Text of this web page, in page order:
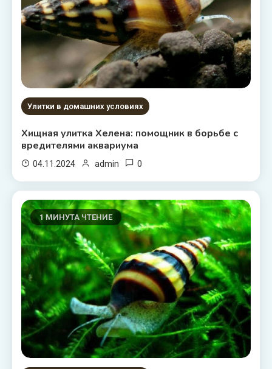
Улитки в домашних условиях
Хищная улитка Хелена: помощник в борьбе с
вредителями аквариума
04.11.2024 admin 0
1 МИНУТА ЧТЕНИЕ